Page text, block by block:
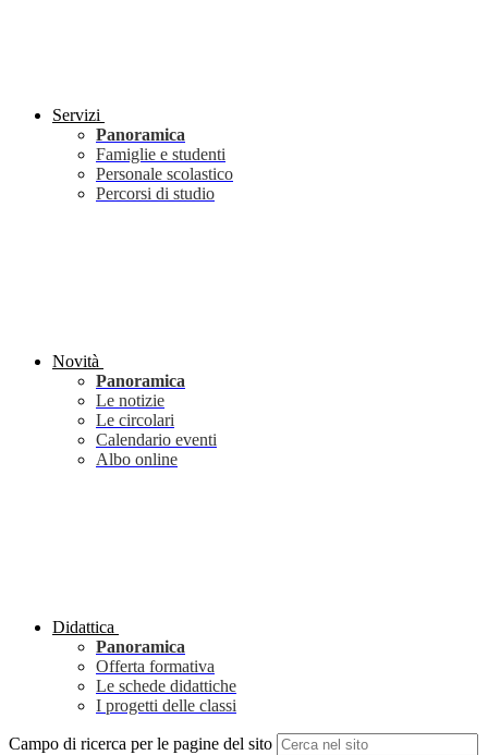
Servizi
Panoramica
Famiglie e studenti
Personale scolastico
Percorsi di studio
Novità
Panoramica
Le notizie
Le circolari
Calendario eventi
Albo online
Didattica
Panoramica
Offerta formativa
Le schede didattiche
I progetti delle classi
Campo di ricerca per le pagine del sito